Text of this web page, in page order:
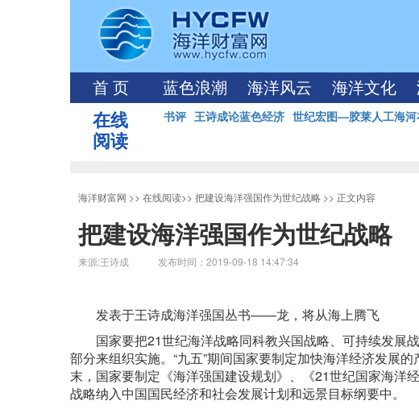
首 页 蓝色浪潮 海洋风云 海洋文化
在线
阅读
书评 王诗成论蓝色经济 世纪宏图—胶莱人工海河
海洋财富网 >> 在线阅读>> 把建设海洋强国作为世纪战略 >> 正文内容
把建设海洋强国作为世纪战略
来源:王诗成 发布时间：2019-09-18 14:47:34
发表于王诗成海洋强国丛书——龙，将从海上腾飞
国家要把21世纪海洋战略同科教兴国战略、可持续发展
部分来组织实施。“九五”期间国家要制定加快海洋经济发展
末，国家要制定《海洋强国建设规划》、《21世纪国家海洋
战略纳入中国国民经济和社会发展计划和远景目标纲要中。